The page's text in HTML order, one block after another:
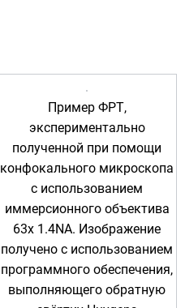
Пример ФРТ,
экспериментально
полученной при помощи
конфокального микроскопа
с использованием
иммерсионногообъектива
63x 1.4NA. Изображение
получено с использованием
программного обеспечения,
выполняющего обратную